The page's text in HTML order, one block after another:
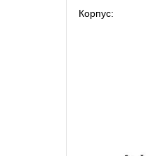
Корпус: